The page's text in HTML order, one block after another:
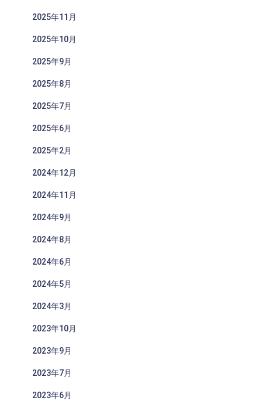
2025年11月
2025年10月
2025年9月
2025年8月
2025年7月
2025年6月
2025年2月
2024年12月
2024年11月
2024年9月
2024年8月
2024年6月
2024年5月
2024年3月
2023年10月
2023年9月
2023年7月
2023年6月